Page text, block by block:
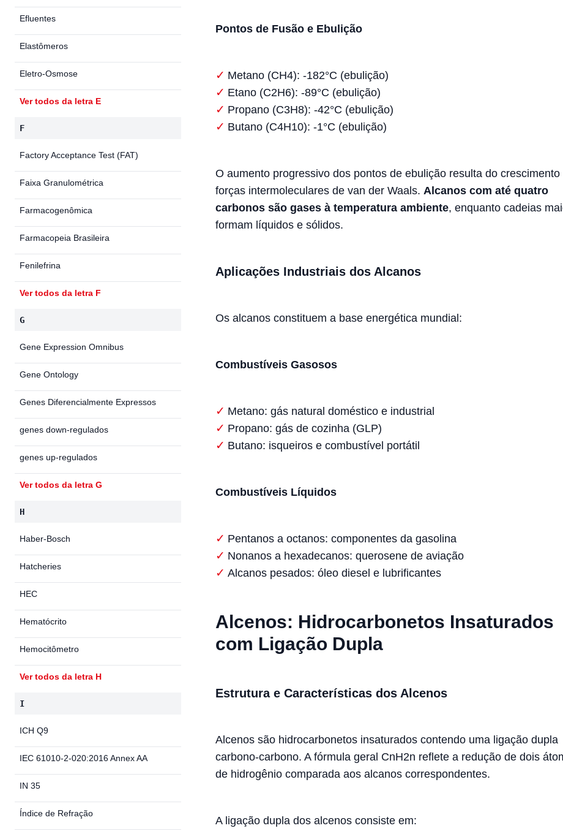
Pontos de Fusão e Ebulição
Metano (CH4): -182°C (ebulição)
Etano (C2H6): -89°C (ebulição)
Propano (C3H8): -42°C (ebulição)
Butano (C4H10): -1°C (ebulição)
O aumento progressivo dos pontos de ebulição resulta do crescimento
forças intermoleculares de van der Waals. Alcanos com até quatro
carbonos são gases à temperatura ambiente, enquanto cadeias
formam líquidos e sólidos.
Aplicações Industriais dos Alcanos
Os alcanos constituem a base energética mundial:
Combustíveis Gasosos
Metano: gás natural doméstico e industrial
Propano: gás de cozinha (GLP)
Butano: isqueiros e combustível portátil
Combustíveis Líquidos
Pentanos a octanos: componentes da gasolina
Nonanos a hexadecanos: querosene de aviação
Alcanos pesados: óleo diesel e lubrificantes
Alcenos: Hidrocarbonetos Insaturados
com Ligação Dupla
Estrutura e Características dos Alcenos
Alcenos são hidrocarbonetos insaturados contendo uma ligação dupla
carbono-carbono. A fórmula geral CnH2n reflete a redução de dois
de hidrogênio comparada aos alcanos correspondentes.
A ligação dupla dos alcenos consiste em:
Efluentes
Elastômeros
Eletro-Osmose
Ver todos da letra E
F
Factory Acceptance Test (FAT)
Faixa Granulométrica
Farmacogenômica
Farmacopeia Brasileira
Fenilefrina
Ver todos da letra F
G
Gene Expression Omnibus
Gene Ontology
Genes Diferencialmente Expressos
genes down-regulados
genes up-regulados
Ver todos da letra G
H
Haber-Bosch
Hatcheries
HEC
Hematócrito
Hemocitômetro
Ver todos da letra H
I
ICH Q9
IEC 61010-2-020:2016 Annex AA
IN 35
Índice de Refração